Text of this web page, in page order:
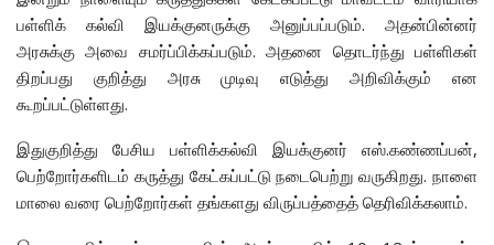
பள்ளிக் கல்வி இயக்குனருக்கு அனுப்பப்படும். அதன்பின்னர்
அரசுக்கு அவை சமர்ப்பிக்கப்படும். அதனை தொடர்ந்து பள்ளிகள்
திறப்பது குறித்து அரசு முடிவு எடுத்து அறிவிக்கும் என
கூறப்பட்டுள்ளது.
இதுகுறித்து பேசிய பள்ளிக்கல்வி இயக்குனர் எஸ்.கண்ணப்பன்,
பெற்றோர்களிடம் கருத்து கேட்கப்பட்டு நடைபெற்று வருகிறது. நாளை
மாலை வரை பெற்றோர்கள் தங்களது விருப்பத்தைத் தெரிவிக்கலாம்.